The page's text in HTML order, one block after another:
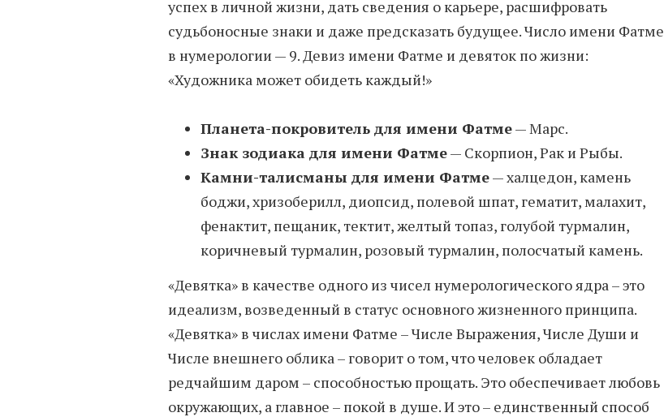
успех в личной жизни, дать сведения о карьере, расшифровать
судьбоносные знаки и даже предсказать будущее. Число имени Фатме
в нумерологии — 9. Девиз имени Фатме и девяток по жизни:
«Художника может обидеть каждый!»
Планета-покровитель для имени Фатме— Марс.
Знак зодиака для имени Фатме— Скорпион, Рак и Рыбы.
Камни-талисманы для имени Фатме— халцедон, камень
боджи, хризоберилл, диопсид, полевой шпат, гематит, малахит,
фенактит, пещаник, тектит, желтый топаз, голубой турмалин,
коричневый турмалин, розовый турмалин, полосчатый камень.
«Девятка» в качестве одного из чисел нумерологического ядра – это
идеализм, возведенный в статус основного жизненного принципа.
«Девятка» в числах имени Фатме – Числе Выражения, Числе Души и
Числе внешнего облика – говорит о том, что человек обладает
редчайшим даром – способностью прощать. Это обеспечивает любовь
окружающих, а главное – покой в душе. И это – единственный способ